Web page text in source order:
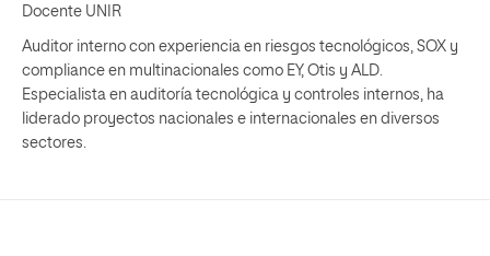
Docente UNIR
Auditor interno con experiencia en riesgos tecnológicos, SOX y
compliance en multinacionales como EY, Otis y ALD.
Especialista en auditoría tecnológica y controles internos, ha
liderado proyectos nacionales e internacionales en diversos
sectores.